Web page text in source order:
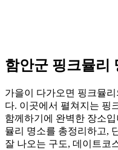
함안군 핑크뮬리
가을이 다가오면 핑크뮬
다. 이곳에서 펼쳐지는 핑
함께하기에 완벽한 장소
뮬리 명소를 총정리하고,
잘 나오는 구도, 데이트코